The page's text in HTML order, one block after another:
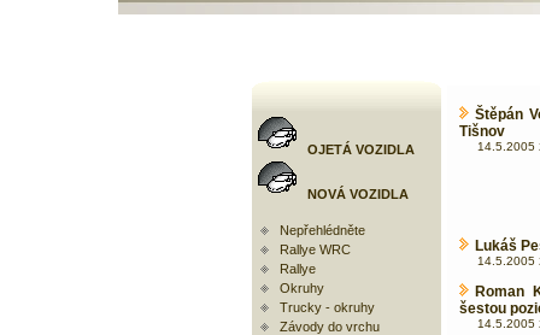
OJETÁ VOZIDLA
NOVÁ VOZIDLA
Nepřehlédněte
Rallye WRC
Rallye
Okruhy
Trucky - okruhy
Závody do vrchu
Štěpán
Tišnov
14.5.2005
Lukáš
14.5.2005
Roman
šestou
14.5.2005